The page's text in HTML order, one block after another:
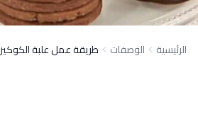
الرئيسية الوصفات طريقة عمل علبة الكوكيز